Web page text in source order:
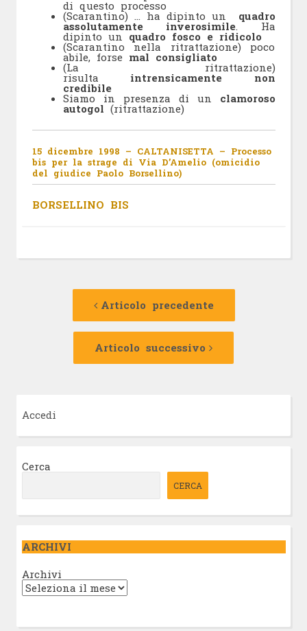
di questo processo
(Scarantino) … ha dipinto un quadro
assolutamente inverosimile. Ha
dipinto un quadro fosco e ridicolo
(Scarantino nella ritrattazione) poco
abile, forse mal consigliato
(La ritrattazione)
risulta intrensicamente non
credibile
Siamo in presenza di un clamoroso
autogol (ritrattazione)
15 dicembre 1998 – CALTANISETTA – Processo
bis per la strage di Via D’Amelio (omicidio
del giudice Paolo Borsellino)
BORSELLINO BIS
Navigazione
Articolo precedente
Articolo
Articolo successivo
Articolo
Accedi
Cerca
CERCA
ARCHIVI
Archivi